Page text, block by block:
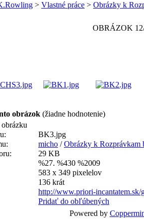
> Vlastné práce > Obrázky k
OBRÁZOK
obrázok (žiadne hodnotenie)
BK3.jpg
micho /Obrázky k Rozprávkam
29 KB
%27. %430 %2009
583 x 349 pixelelov
136 krát
http://www.priori-incantatem.sk/
Pridať do obľúbených
Powered by